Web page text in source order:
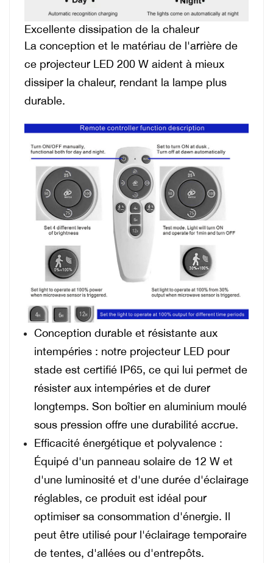
Excellente dissipation de la chaleur
La conception et le matériau de l'arrière de
ce projecteur LED 200 W aident à mieux
dissiper la chaleur, rendant la lampe plus
durable.
Conception durable et résistante aux
intempéries : notre projecteur LED pour
stade est certifié IP65, ce qui lui permet de
résister aux intempéries et de durer
longtemps. Son boîtier en aluminium moulé
sous pression offre une durabilité accrue.
Efficacité énergétique et polyvalence :
Équipé d'un panneau solaire de 12 W et
d'une luminosité et d'une durée d'éclairage
réglables, ce produit est idéal pour
optimiser sa consommation d'énergie. Il
peut être utilisé pour l'éclairage temporaire
de tentes, d'allées ou d'entrepôts.